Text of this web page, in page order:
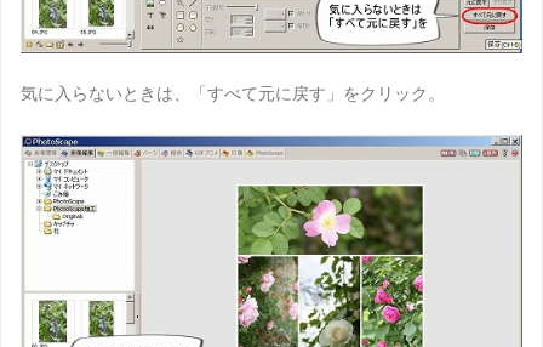
気に入らないときは、「すべて元に戻す」をクリック。